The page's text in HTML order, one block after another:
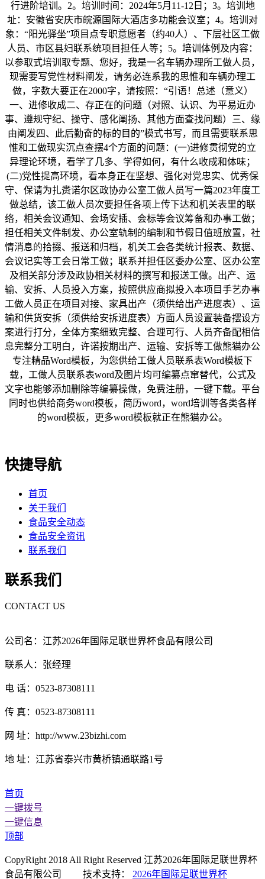
行进阶培训。2。培训时间：2024年5月11-12日；3。培训地
址：安徽省安庆市皖源国际大酒店多功能会议室；4。培训对
象：“阳光驿坐”项目点专职意愿者（约40人）、下层社区工做
人员、市区县妇联系统项目担任人等；5。培训体例及内容：
以参取式培训取专题、您好，我是一名车辆办理所工做人员，
现需要写党性材料阐发，请务必连系我的思惟和车辆办理工
做，字数大要正在2000字，请按照：“引语！总述（意义）
一、进修收成二、存正在的问题（对照、认识、为平易近办
事、遵规守纪、操守、感化阐扬、其他方面查找问题）三、缘
由阐发四、此后勤奋的标的目的”模式书写，而且需要联系思
惟和工做现实沉点查摆4个方面的问题：(一)进修贯彻党的立
异理论环境，看学了几多、学得如何，有什么收成和体味；
(二)党性提高环境，看本身正在坚想、强化对党忠实、优秀保
守、保请为扎赉诺尔区政协办公室工做人员写一篇2023年度工
做总结，该工做人员次要担任各项上传下达和机关表里的联
络，相关会议通知、会场安插、会标等会议筹备和办事工做；
担任相关文件制发、办公室轨制的编制和节假日值班放置，社
情消息的拾掇、报送和归档，机关工会各类统计报表、数据、
会议记实等工会日常工做；联系并担任区委办公室、区办公室
及相关部分涉及政协相关材料的撰写和报送工做。出产、运
输、安拆、人员投入方案，按照供应商拟投入本项目手艺办事
工做人员正在项目对接、家具出产（须供给出产进度表）、运
输和供货安拆（须供给安拆进度表）方面人员设置装备摆设方
案进行打分，全体方案细致完整、合理可行、人员齐备配相信
息完整分工明白，许诺按期出产、运输、安拆等工做熊猫办公
专注精品Word模板，为您供给工做人员联系表Word模板下
载，工做人员联系表word及图片均可编纂点窜替代，公式及
文字也能够添加删除等编纂操做，免费注册，一键下载。平台
同时也供给商务word模板，简历word，word培训等各类各样
的word模板，更多word模板就正在熊猫办公。
快捷导航
首页
关于我们
食品安全动态
食品安全资讯
联系我们
联系我们
CONTACT US
公司名：江苏2026年国际足联世界杯食品有限公司
联系人：张经理
电 话：0523-87308111
传 真：0523-87308111
网 址：http://www.23bizhi.com
地 址：江苏省泰兴市黄桥镇通联路1号
首页
一键拨号
一键信息
顶部
CopyRight 2018 All Right Reserved 江苏2026年国际足联世界杯
食品有限公司 技术支持： 2026年国际足联世界杯